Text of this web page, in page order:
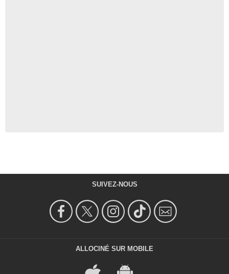
SUIVEZ-NOUS
ALLOCINÉ SUR MOBILE